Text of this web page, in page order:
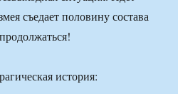
съедает половину состава
история: